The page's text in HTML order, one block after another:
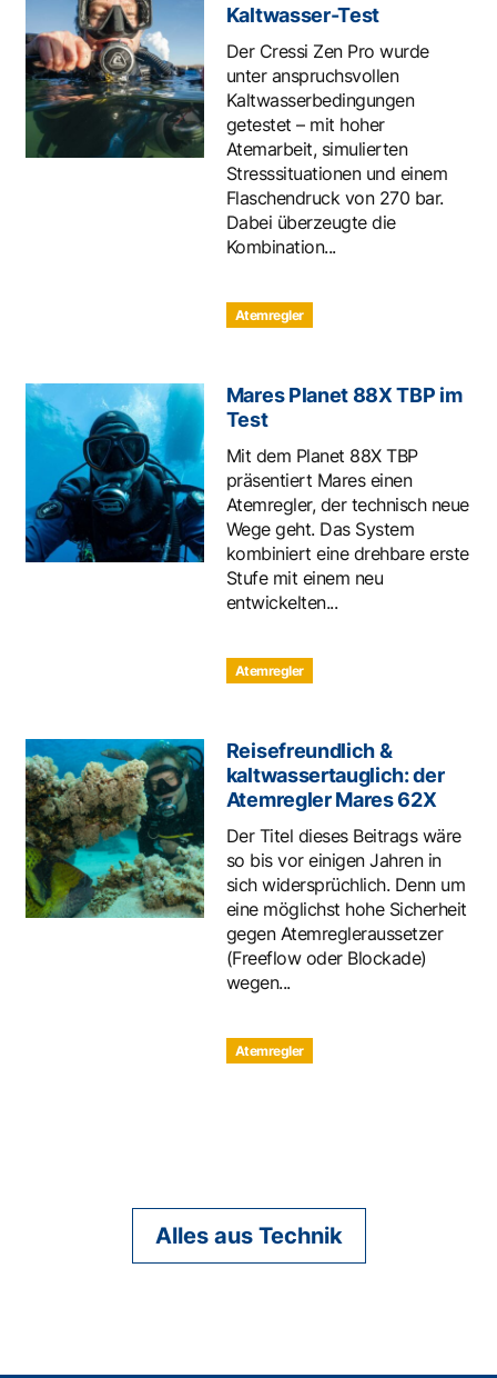
Kaltwasser-Test
Der Cressi Zen Pro wurde
unter anspruchsvollen
Kaltwasserbedingungen
getestet – mit hoher
Atemarbeit, simulierten
Stresssituationen und einem
Flaschendruck von 270 bar.
Dabei überzeugte die
Kombination...
Atemregler
Mares Planet 88X TBP im
Test
Mit dem Planet 88X TBP
präsentiert Mares einen
Atemregler, der technisch neue
Wege geht. Das System
kombiniert eine drehbare erste
Stufe mit einem neu
entwickelten...
Atemregler
Reisefreundlich &
kaltwassertauglich: der
Atemregler Mares 62X
Der Titel dieses Beitrags wäre
so bis vor einigen Jahren in
sich widersprüchlich. Denn um
eine möglichst hohe Sicherheit
gegen Atemregleraussetzer
(Freeflow oder Blockade)
wegen...
Atemregler
Alles aus Technik